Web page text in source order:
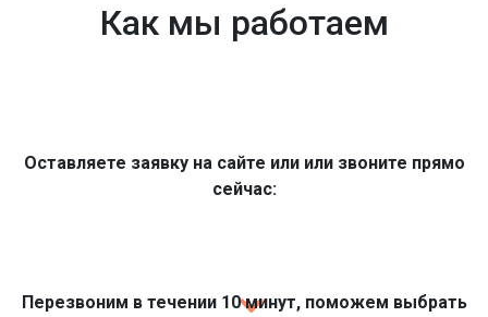
Как мы работаем
Оставляете заявку на сайте или или звоните прямо
сейчас:
Перезвоним в течении 10 минут, поможем выбрать